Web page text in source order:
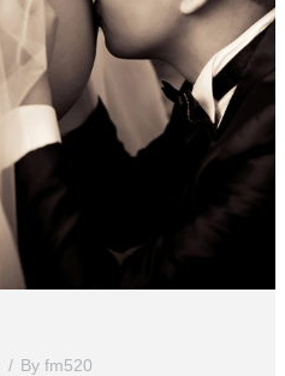
By fm520